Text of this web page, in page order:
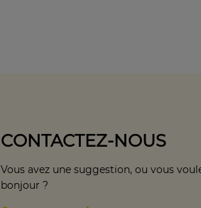
CONTACTEZ-NOUS
Vous avez une suggestion, ou vous
bonjour ?